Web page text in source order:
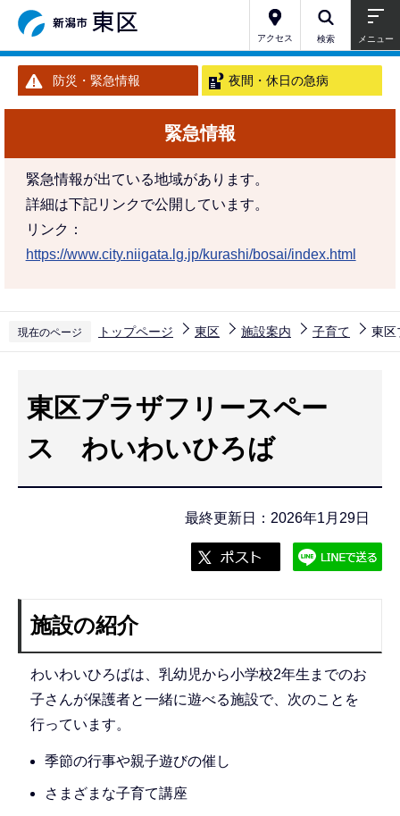
ジ
先
アクセス 検索 メニュー
防災・緊急情報 夜間・休日の急病
緊急情報
緊急情報が出ている地域があります。
詳細は下記リンクで公開しています。
リンク：
https://www.city.niigata.lg.jp/kurashi/bosai/index.html
現在のページ トップページ 東区 施設案内 子育て 東区
東区プラザフリースペー
ス わいわいひろば
最終更新日：2026年1月29日
施設の紹介
わいわいひろばは、乳幼児から小学校2年生までのお
子さんが保護者と一緒に遊べる施設で、次のことを
行っています。
季節の行事や親子遊びの催し
さまざまな子育て講座